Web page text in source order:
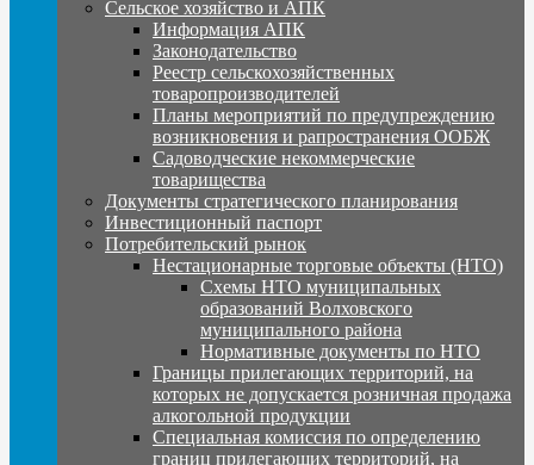
Сельское хозяйство и АПК
Информация АПК
Законодательство
Реестр сельскохозяйственных
товаропроизводителей
Планы мероприятий по предупреждению
возникновения и рапространения ООБЖ
Садоводческие некоммерческие
товарищества
Документы стратегического планирования
Инвестиционный паспорт
Потребительский рынок
Нестационарные торговые объекты (НТО)
Схемы НТО муниципальных
образований Волховского
муниципального района
Нормативные документы по НТО
Границы прилегающих территорий, на
которых не допускается розничная продажа
алкогольной продукции
Специальная комиссия по определению
границ прилегающих территорий, на